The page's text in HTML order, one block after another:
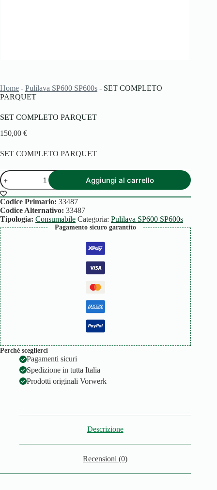
Home - Pulilava SP600 SP600s - SET COMPLETO
PARQUET
SET COMPLETO PARQUET
150,00 €
SET COMPLETO PARQUET
SET
COMPLETO
PARQUET
quantità
Aggiungi al carrello
Codice Primario: 33487
Codice Alternativo: 33487
Tipologia: Consumabile Categoria: Pulilava SP600 SP600s
Pagamento sicuro garantito
Perché sceglierci
Pagamenti sicuri
Spedizione in tutta Italia
Prodotti originali Vorwerk
Descrizione
Recensioni (0)